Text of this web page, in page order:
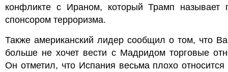
конфликте с Ираном, который Трамп называет
спонсором терроризма.
Также американский лидер сообщил о том, что
больше не хочет вести с Мадридом торговые
Он отметил, что Испания весьма плохо